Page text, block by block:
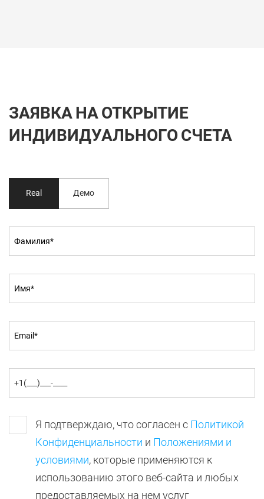
ЗАЯВКА НА ОТКРЫТИЕ
ИНДИВИДУАЛЬНОГО СЧЕТА
Real Демо
Я подтверждаю, что согласен с Политикой
Конфиденциальности и Положениями и
условиями, которые применяются к
использованию этого веб-сайта и любых
предоставляемых на нем услуг